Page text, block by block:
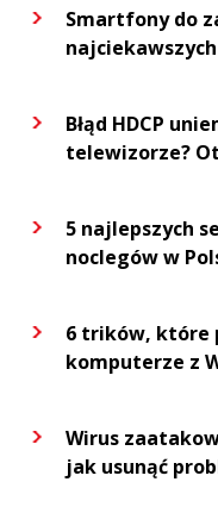
Smartfony do
najciekawszych
Błąd HDCP
telewizorze?
5 najlepszych
noclegów w
6 trików, które
komputerze z
Wirus
jak usunąć